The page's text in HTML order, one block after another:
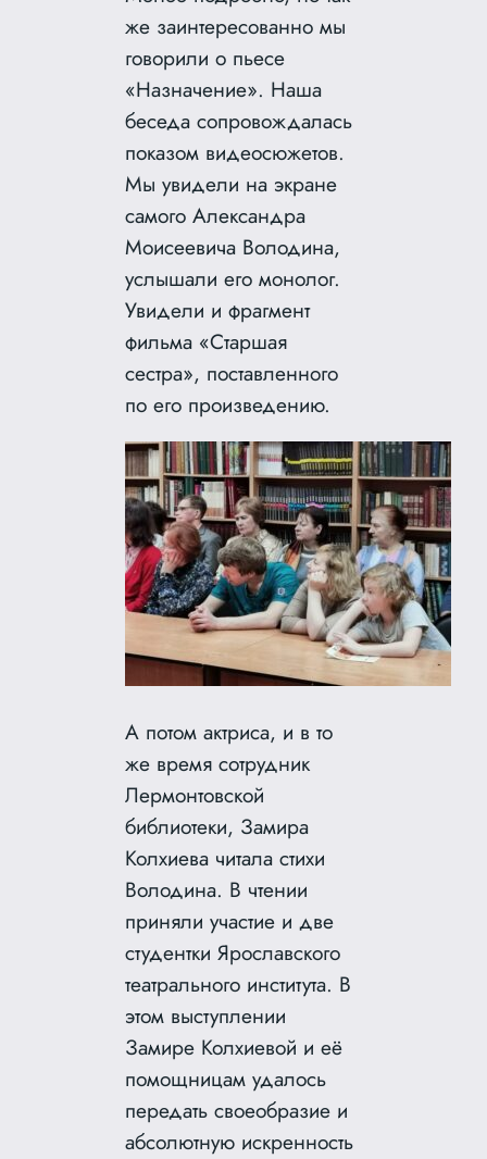
же заинтересованно мы
говорили о пьесе
«Назначение». Наша
беседа сопровождалась
показом видеосюжетов.
Мы увидели на экране
самого Александра
Моисеевича Володина,
услышали его монолог.
Увидели и фрагмент
фильма «Старшая
сестра», поставленного
по его произведению.
А потом актриса, и в то
же время сотрудник
Лермонтовской
библиотеки, Замира
Колхиева читала стихи
Володина. В чтении
приняли участие и две
студентки Ярославского
театрального института. В
этом выступлении
Замире Колхиевой и её
помощницам удалось
передать своеобразие и
абсолютную искренность